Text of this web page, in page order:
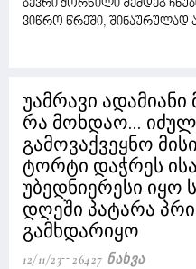
ბევრი ქორწილი შემდეგ
ვიწრო წრეში, შინაურულად
უამრავი
რა მოხდაო...
გამოვაქვეყნო
ტორტი დაჭრეს
უბედნიერესი იყო
დღეში პატარა
გამხდარიყო
12/11/23 26427 Ნახვა